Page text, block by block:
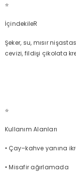
⭐
İçindekileR
Şeker, su, mısır
cevizi, fildişi çikolata
⭐
Kullanım Alanları
• Çay–kahve yanına
• Misafir ağırlamada